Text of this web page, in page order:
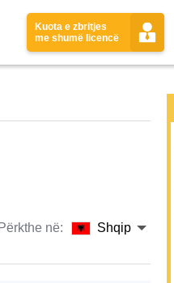
Kuota e zbritjes
me shumë licencë
Përkthe në: Shqip